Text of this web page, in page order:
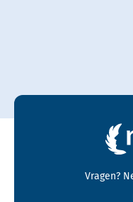
Contactgegevens en footer
Vragen?